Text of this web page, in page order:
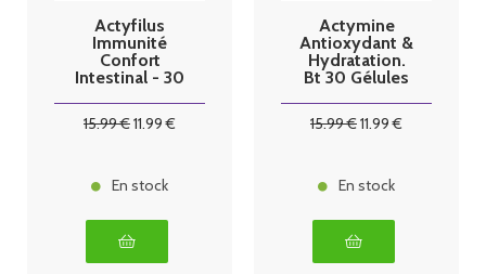
Actyfilus
Immunité
Confort
Intestinal - 30
15.99€11.99 €
En stock
Actymine
Antioxydant &
Hydratation.
Bt 30 Gélules
15.99€11.99 €
En stock